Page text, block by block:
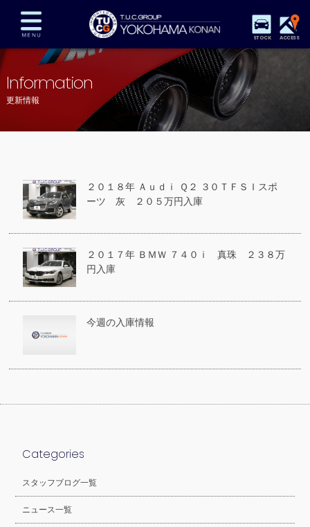
STOCK ACCESS
在庫車両情報 保証&サービス パーツリスト
TUCとは？ 店舗情報 アクセスマップ
全国納車 特別作業 注文販売
プライバシーポリシー スタッフblog
Information
更新情報
２０１８年 Ａｕｄｉ Ｑ２ ３０ＴＦＳＩスポ
ーツ 灰 ２０５万円入庫
２０１７年 ＢＭＷ ７４０ｉ 真珠 ２３８万
円入庫
今週の入庫情報
Categories
スタッフブログ一覧
ニュース一覧